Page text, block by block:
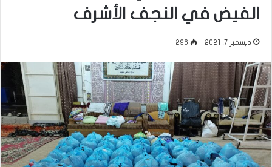
الفيض في النجف الأشرف
ديسمبر 7, 2021 296